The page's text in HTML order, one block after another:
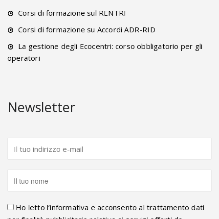
Corsi di formazione sul RENTRI
Corsi di formazione su Accordi ADR-RID
La gestione degli Ecocentri: corso obbligatorio per gli
operatori
Newsletter
Ho letto l’informativa e acconsento al trattamento dati